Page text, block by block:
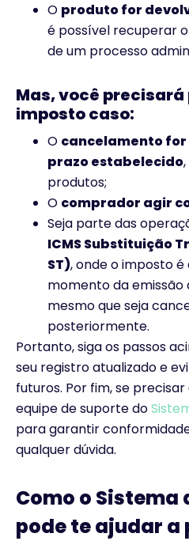
O produto for
é possível recuperar
de um processo
Mas, você precisará
imposto caso:
O cancelamento
prazo estabelecido
produtos;
O comprador agir
Seja parte das
ICMS Substituição
ST), onde o imposto é
momento da emissão
mesmo que seja
posteriormente.
Portanto, siga os passos
seu registro atualizado e
futuros. Por fim, se precisar
equipe de suporte do
para garantir
qualquer dúvida.
Como o Sistema
pode te ajudar a